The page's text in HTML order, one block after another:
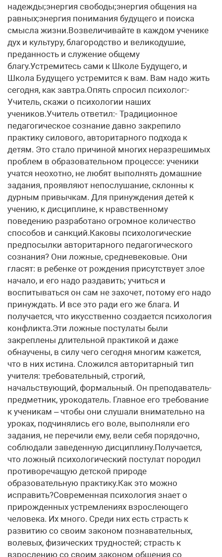
надежды;энергия свободы;энергия общения на
равных;энергия понимания будущего и поиска
смысла жизни.Возвеличивайте в каждом ученике
дух и культуру, благородство и великодушие,
преданность и служение общему
благу.Устремитесь сами к Школе Будущего, и
Школа Будущего устремится к вам. Вам надо жить
сегодня, как завтра.Опять спросил психолог:-
Учитель, скажи о психологии наших
учеников.Учитель ответил:- Традиционное
педагогическое сознание давно закрепило
практику силового, авторитарного подхода к
детям. Это стало причиной многих неразрешимых
проблем в образовательном процессе: ученики
учатся неохотно, не любят выполнять домашние
задания, проявляют непослушание, склонны к
дурным привычкам. Для принуждения детей к
учению, к дисциплине, к нравственному
поведению разработано огромное количество
способов и санкций.Каковы психологические
предпосылки авторитарного педагогического
сознания? Они ложные, средневековые. Они
гласят: в ребенке от рождения присутствует злое
начало, и его надо раздавить; учиться и
воспитываться он сам не захочет, потому его надо
принуждать. И все это ради его же блага. И
получается, что икусственно создается психология
конфликта.Эти ложные постулаты были
закреплены длительной практикой и даже
обнаучены, в силу чего сегодня многим кажется,
что в них истина. Сложился авторитарный тип
учителя: требовательный, строгий,
начальствующий, формальный. Он преподаватель-
предметник, урокодатель. Главное его требование
к ученикам – чтобы они слушали внимательно на
уроках, подчинялись его воле, выполняли его
задания, не перечили ему, вели себя порядочно,
соблюдали заведенную дисциплину.Получается,
что ложный психологический постулат породил
противоречащую детской природе
образовательную практику.Как это можно
исправить?Современная психология знает о
прирожденных устремлениях взрослеющего
человека. Их много. Среди них есть страсть к
развитию со своим законом познавательных,
волевых, физических трудностей; страсть к
взрослению со своим законом общения со